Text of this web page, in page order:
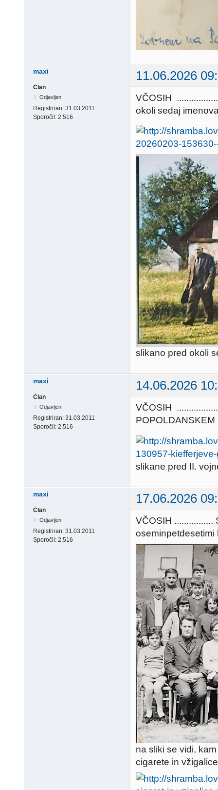
maxi 11.06.2026
Član
Odjavljen
Registriran: 31.03.2011
Sporočil: 2.516
VČOSIH
okoli sedaj
slikano pred okoli
maxi 14.06.2026
Član
Odjavljen
Registriran: 31.03.2011
Sporočil: 2.516
VČOSIH
slikane pred II.
maxi 17.06.2026
Član
Odjavljen
Registriran: 31.03.2011
Sporočil: 2.516
VČOSIH
oseminpetdesetimi
na sliki se vidi,
cigarete in